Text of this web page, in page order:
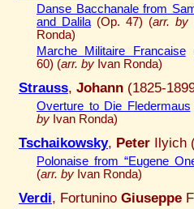
Danse Bacchanale from
and Dalila (Op. 47) (arr. by
Ronda)
Marche Militaire Francaise
60) (arr. by Ivan Ronda)
Strauss, Johann (1825-
Overture to Die Fledermaus
by Ivan Ronda)
Tschaikowsky, Peter Ilyich
Polonaise from “Eugene
(arr. by Ivan Ronda)
Verdi, Fortunino Giuseppe